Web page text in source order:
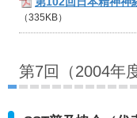
（335KB）
第7回（2004年